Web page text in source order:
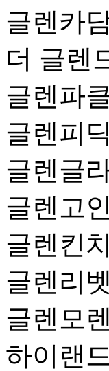
글렌카
더 글렌
글렌파
글렌피
글렌글
글렌고
글렌킨
글렌리
글렌모
하이랜